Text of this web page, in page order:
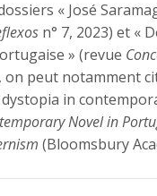
« José
n° 7, 2023) et «
» (revue
on peut notamment
in
Novel in
(Bloomsbury